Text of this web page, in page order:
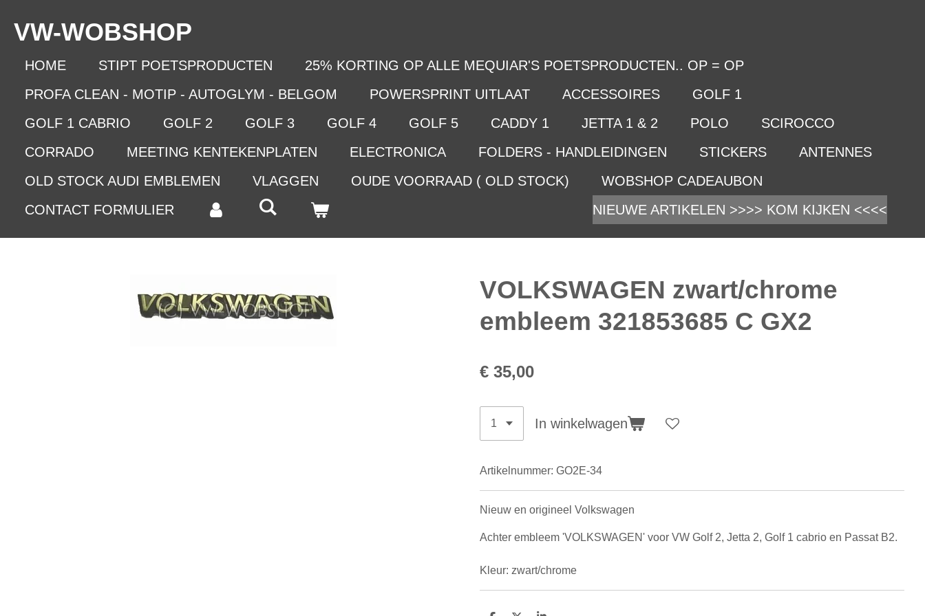
direct
VW-WOBSHOP
HOME STIPT POETSPRODUCTEN
25% KORTING OP ALLE MEQUIAR'S POETSPRODUCTEN.. OP = OP
PROFA CLEAN - MOTIP - AUTOGLYM - BELGOM
POWERSPRINT UITLAAT ACCESSOIRES
GOLF 1
GOLF 1 CABRIO
GOLF 2 GOLF 3 GOLF 4 GOLF 5 CADDY 1 JETTA 1 & 2 POLO
SCIROCCO
CORRADO
MEETING KENTEKENPLATEN ELECTRONICA FOLDERS - HANDLEIDINGEN STICKERS
ANTENNES
OLD STOCK AUDI EMBLEMEN
VLAGGEN OUDE VOORRAAD ( OLD STOCK)
WOBSHOP CADEAUBON
CONTACT FORMULIER
NIEUWE ARTIKELEN >>>> KOM KIJKEN <<<<
VOLKSWAGEN zwart/chrome
embleem 321853685 C GX2
€ 35,00
In winkelwagen
Artikelnummer: GO2E-34
Nieuw en origineel Volkswagen
Achter embleem 'VOLKSWAGEN' voor VW Golf 2, Jetta 2, Golf 1 cabrio en Passat B2.
Kleur: zwart/chrome